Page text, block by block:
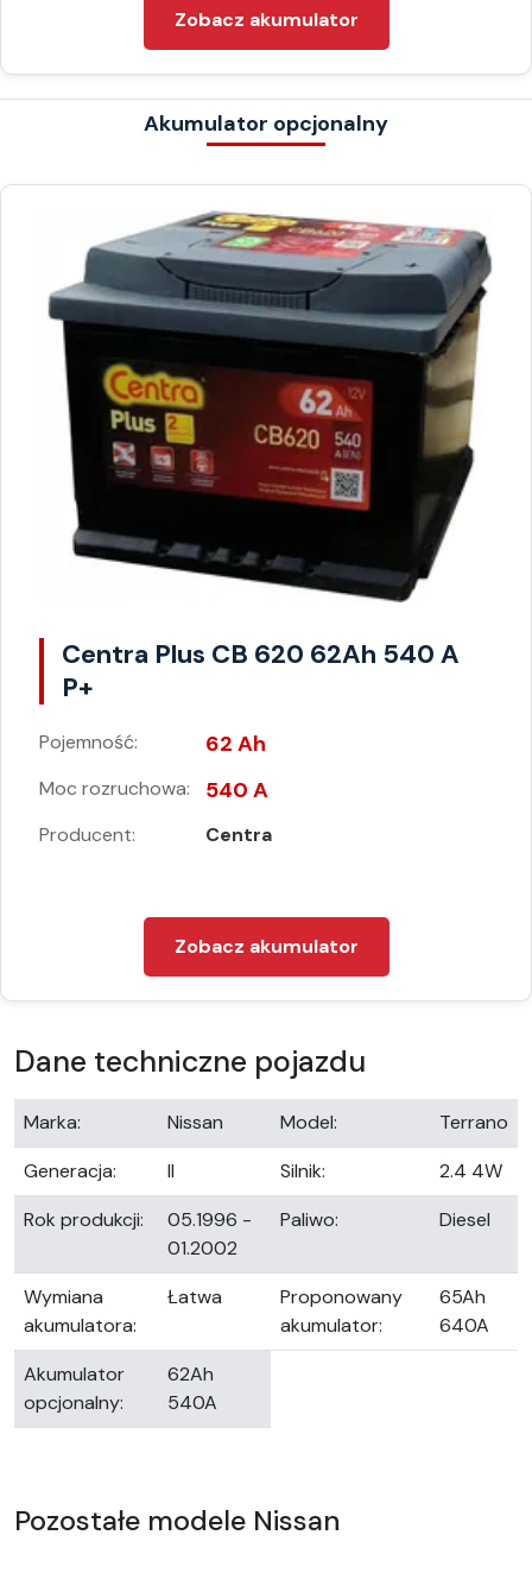
Zobacz akumulator
Akumulator opcjonalny
Centra Plus CB 620 62Ah 540 A
P+
Pojemność: 62 Ah
Moc rozruchowa: 540 A
Producent: Centra
Zobacz akumulator
Dane techniczne pojazdu
Marka: Nissan Model:
Terrano
Generacja:
II Silnik:
2.4 4W
Rok produkcji:
05.1996 -
01.2002
Paliwo: Diesel
Wymiana
akumulatora:
Łatwa
Proponowany
akumulator:
65Ah
640A
Akumulator
opcjonalny:
62Ah
540A
Pozostałe modele Nissan